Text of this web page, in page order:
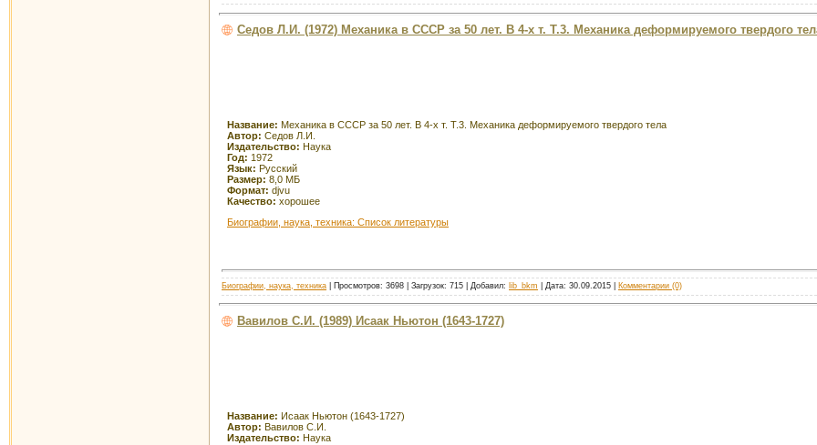
Седов Л.И. (1972) Механика в СССР за 50 лет. В 4-х т. Т.3. Механика деформируемого твердого
Название: Механика в СССР за 50 лет. В 4-х т. Т.3. Механика деформируемого твердого тела
Автор: Седов Л.И.
Издательство: Наука
Год: 1972
Язык: Русский
Размер: 8,0 МБ
Формат: djvu
Качество: хорошее
Биографии, наука, техника: Список литературы
Биографии, наука, техника | Просмотров: 3698 | Загрузок: 715 | Добавил: lib_bkm | Дата: 30.09.2015 Комментарии (0)
Вавилов С.И. (1989) Исаак Ньютон (1643-1727)
Название: Исаак Ньютон (1643-1727)
Автор: Вавилов С.И.
Издательство: Наука